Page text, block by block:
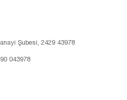
Şubesi, 2429 43978
043978